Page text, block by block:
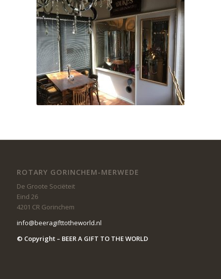
ROTARY GORINCHEM-MERWEDE
De Groote Sociëteit
Eind 26
4201 CR Gorinchem
info@beeragifttotheworld.nl
© Copyright – BEER A GIFT TO THE WORLD